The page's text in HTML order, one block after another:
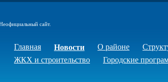
сайт.
Главная Новости О районе
ЖКХ и строительство
Городские